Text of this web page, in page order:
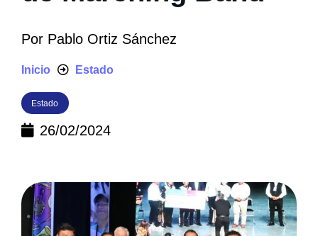
Por Pablo Ortiz Sánchez
Inicio Estado
Estado
26/02/2024